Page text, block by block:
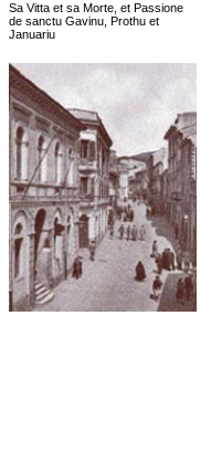
Sa Vitta et sa Morte, et Passione
de sanctu Gavinu, Prothu et
Januariu